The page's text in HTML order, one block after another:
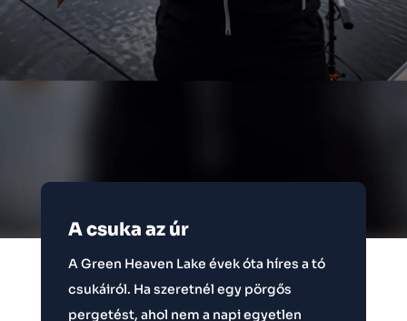
A csuka az úr
A Green Heaven Lake évek óta híres a tó
csukáiról. Ha szeretnél egy pörgős
pergetést, ahol nem a napi egyetlen